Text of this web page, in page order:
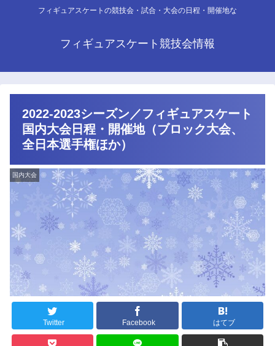
フィギュアスケートの競技会・試合・大会の日程・開催地な
フィギュアスケート競技会情報
2022-2023シーズン／フィギュアスケート
国内大会日程・開催地（ブロック大会、
全日本選手権ほか）
国内大会
Twitter Facebook はてブ